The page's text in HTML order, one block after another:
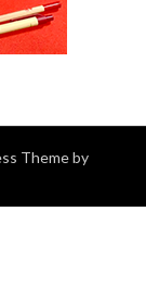
Theme by